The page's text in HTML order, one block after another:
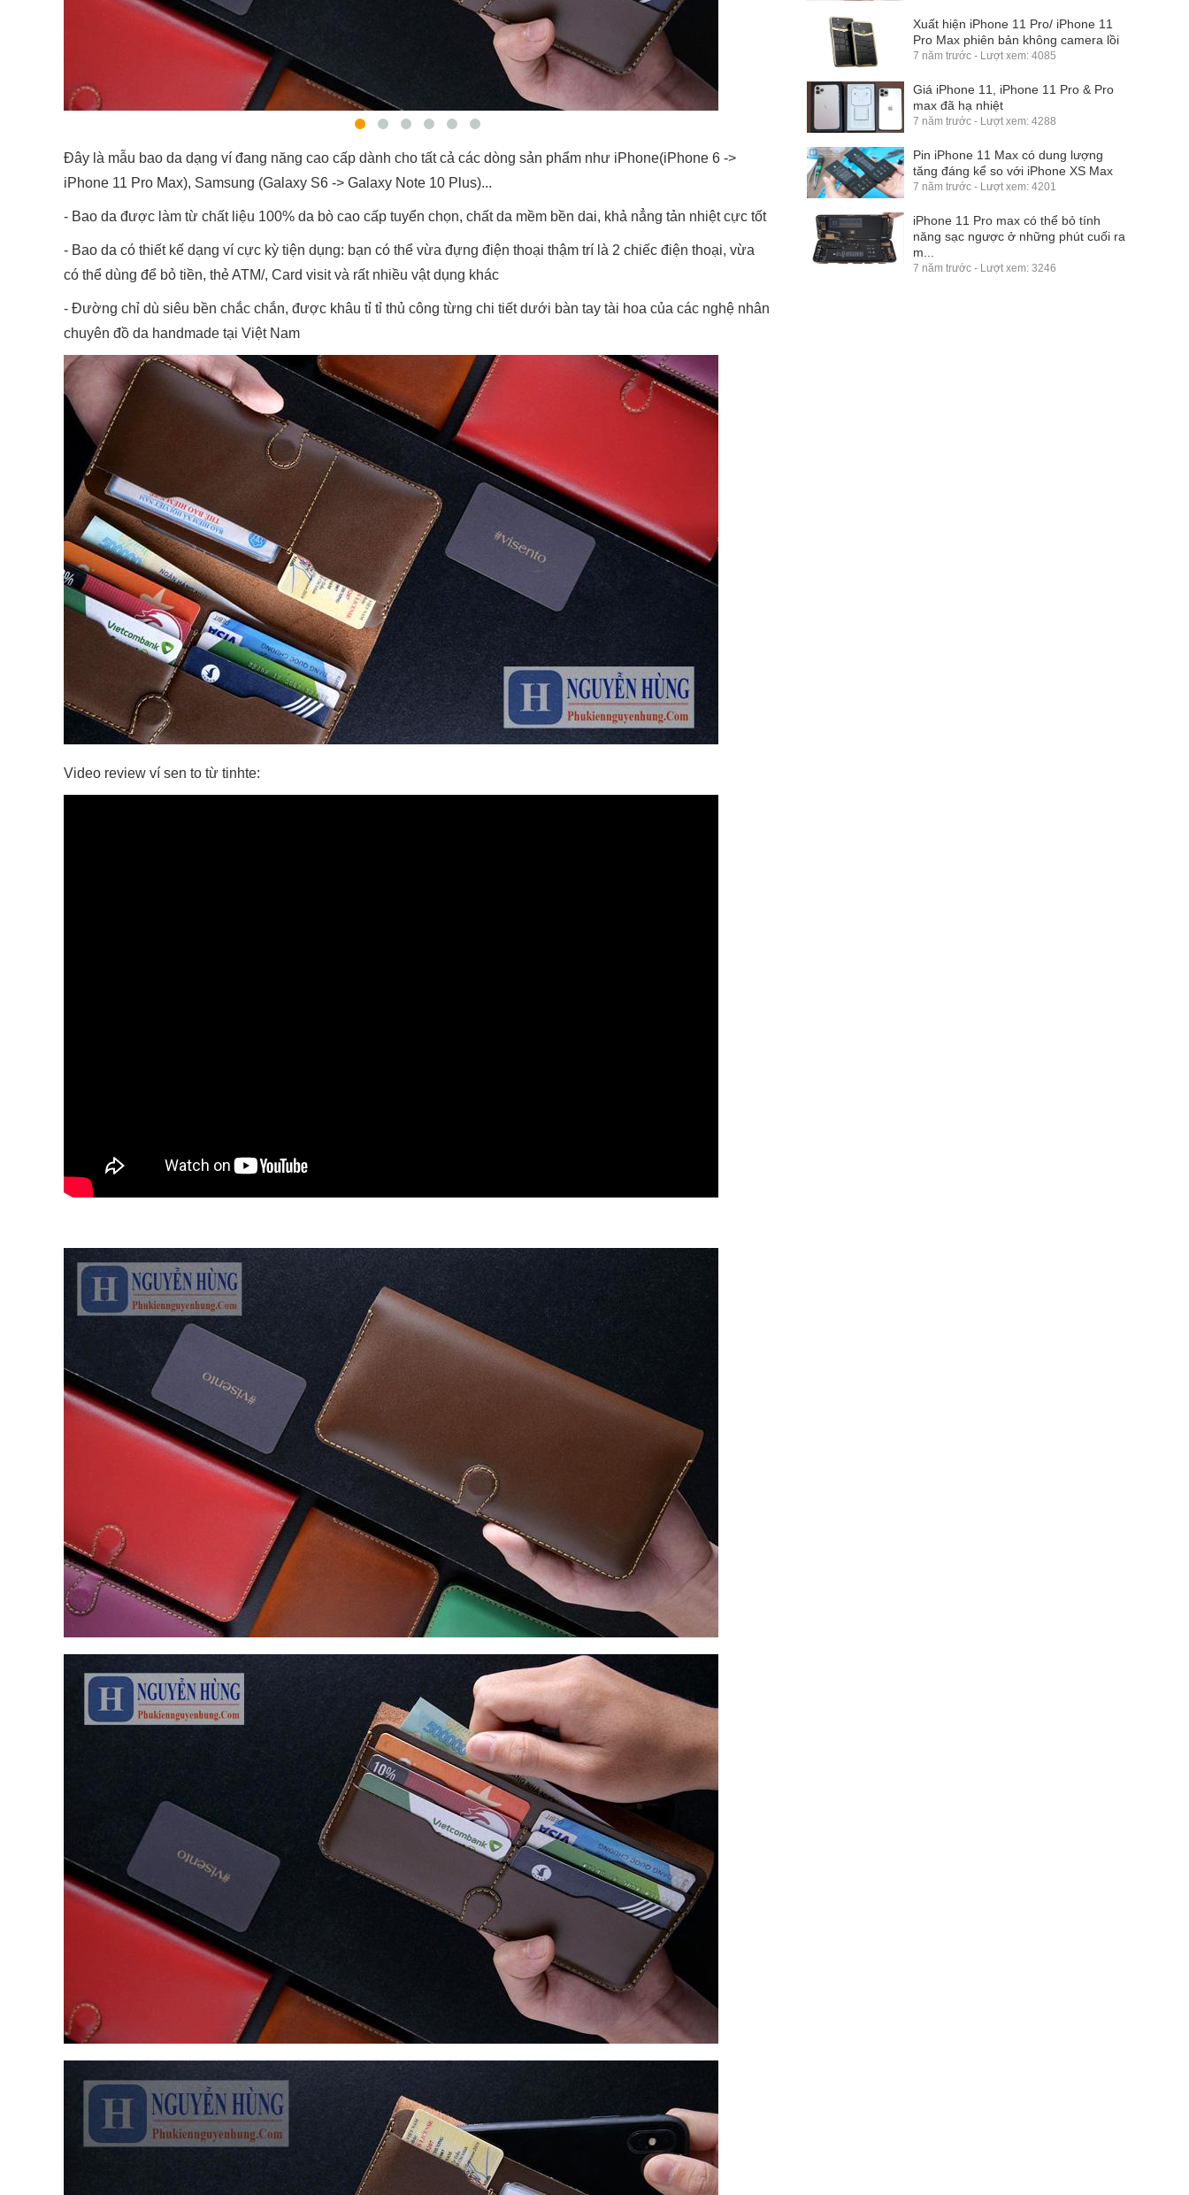
Đây là mẫu bao da dạng ví đang năng cao cấp dành cho tất cả các dòng sản phẩm như iPhone(iPhone 6 ->
iPhone 11 Pro Max), Samsung (Galaxy S6 -> Galaxy Note 10 Plus)...
- Bao da được làm từ chất liệu 100% da bò cao cấp tuyển chọn, chất da mềm bền dai, khả nẳng tản nhiệt cực tốt
- Bao da có thiết kế dạng ví cực kỳ tiện dụng: bạn có thể vừa đựng điện thoại thậm trí là 2 chiếc điện thoại, vừa
có thể dùng để bỏ tiền, thẻ ATM/, Card visit và rất nhiều vật dụng khác
- Đường chỉ dù siêu bền chắc chắn, được khâu tỉ tỉ thủ công từng chi tiết dưới bàn tay tài hoa của các nghệ nhân
chuyên đồ da handmade tại Việt Nam
Video review ví sen to từ tinhte:
Xuất hiện iPhone 11 Pro/ iPhone 11
Pro Max phiên bản không camera lồi
7 năm trước - Lượt xem: 4085
Giá iPhone 11, iPhone 11 Pro & Pro
max đã hạ nhiệt
7 năm trước - Lượt xem: 4288
Pin iPhone 11 Max có dung lượng
tăng đáng kể so với iPhone XS Max
7 năm trước - Lượt xem: 4201
iPhone 11 Pro max có thể bỏ tính
năng sạc ngược ở những phút cuối ra
m...
7 năm trước - Lượt xem: 3246